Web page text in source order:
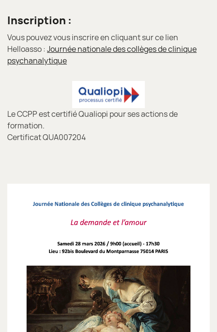
Inscription :
Vous pouvez vous inscrire en cliquant sur ce lien
Helloasso : Journée nationale des collèges de clinique
psychanalytique
Le CCPP est certifié Qualiopi pour ses actions de
formation.
Certificat QUA007204